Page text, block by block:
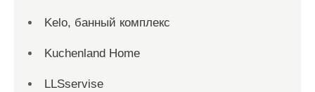
Kelo, банный комплекс
Kuchenland Home
LLSservise